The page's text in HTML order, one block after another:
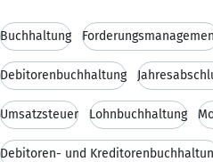
Buchhaltung
Debitorenbuchhaltung
Umsatzsteuer Lohnbuchhaltung
Debitoren- und